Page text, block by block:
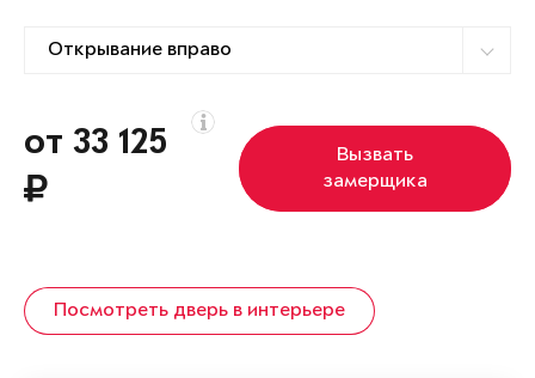
от 33 125
Вызвать
замерщика
Посмотреть дверь в интерьере